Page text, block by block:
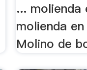
... molienda
molienda
Molino de